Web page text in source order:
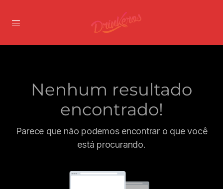
Nenhum resultado
encontrado!
Parece que não podemos encontrar o que você
está procurando.